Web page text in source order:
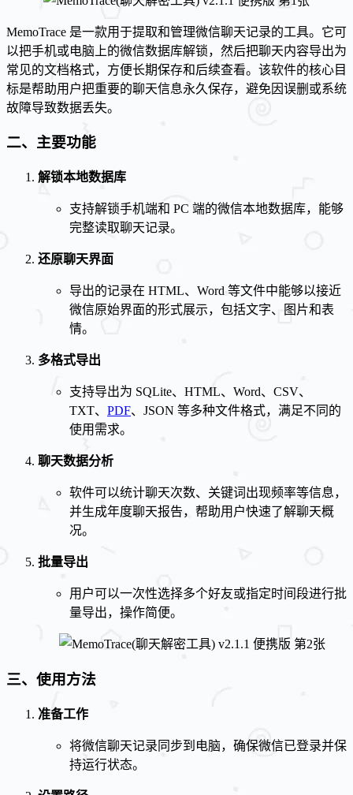
MemoTrace 是一款用于提取和管理微信聊天记录的工具。它可
以把手机或电脑上的微信数据库解锁，然后把聊天内容导出为
常见的文档格式，方便长期保存和后续查看。该软件的核心目
标是帮助用户把重要的聊天信息永久保存，避免因误删或系统
故障导致数据丢失。
二、主要功能
解锁本地数据库
支持解锁手机端和 PC 端的微信本地数据库，能够
完整读取聊天记录。
还原聊天界面
导出的记录在 HTML、Word 等文件中能够以接近
微信原始界面的形式展示，包括文字、图片和表
情。
多格式导出
支持导出为 SQLite、HTML、Word、CSV、
TXT、 PDF、JSON 等多种文件格式，满足不同的
使用需求。
聊天数据分析
软件可以统计聊天次数、关键词出现频率等信息，
并生成年度聊天报告，帮助用户快速了解聊天概
况。
批量导出
用户可以一次性选择多个好友或指定时间段进行批
量导出，操作简便。
三、使用方法
准备工作
将微信聊天记录同步到电脑，确保微信已登录并保
持运行状态。